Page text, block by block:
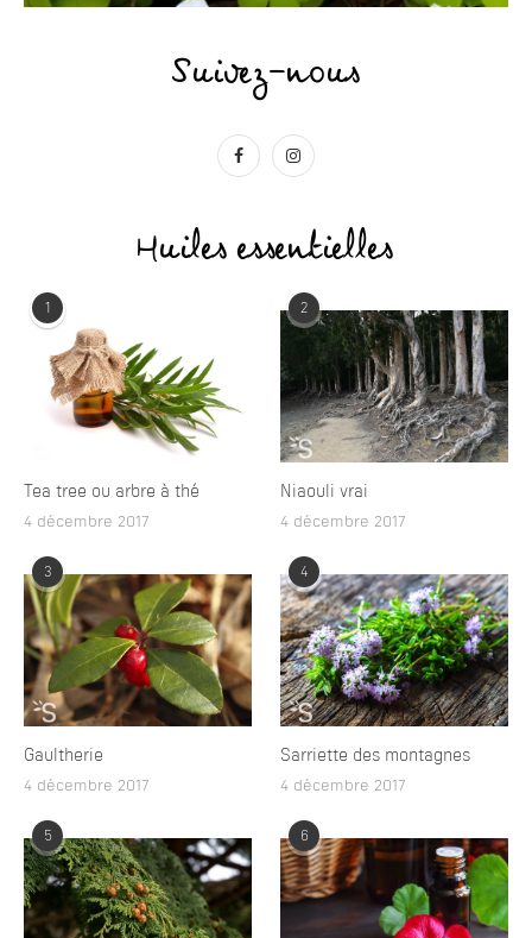
Suivez-nous
Huiles essentielles
1
Tea tree ou arbre à thé
4 décembre 2017
2
Niaouli vrai
4 décembre 2017
3
Gaultherie
4 décembre 2017
4
Sarriette des montagnes
4 décembre 2017
5 6